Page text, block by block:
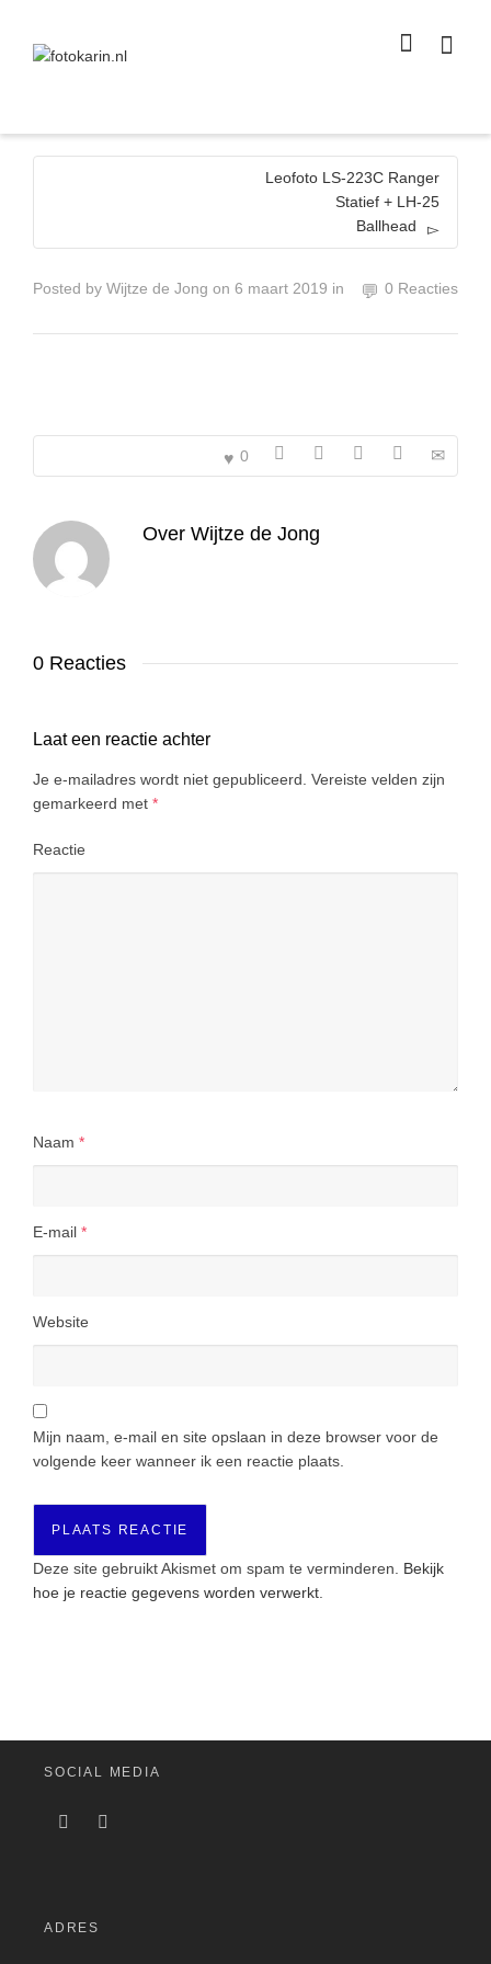
size
Super Search
Leofoto LS-223C Ranger
Statief + LH-25
Ballhead
Posted by Wijtze de Jong on 6 maart 2019 in 0 Reacties
0
Over Wijtze de Jong
0 Reacties
Laat een reactie achter
Je e-mailadres wordt niet gepubliceerd. Vereiste velden zijn
gemarkeerd met *
Reactie
Naam *
E-mail *
Website
Mijn naam, e-mail en site opslaan in deze browser voor de
volgende keer wanneer ik een reactie plaats.
Deze site gebruikt Akismet om spam te verminderen. Bekijk
hoe je reactie gegevens worden verwerkt
SOCIAL MEDIA
ADRES